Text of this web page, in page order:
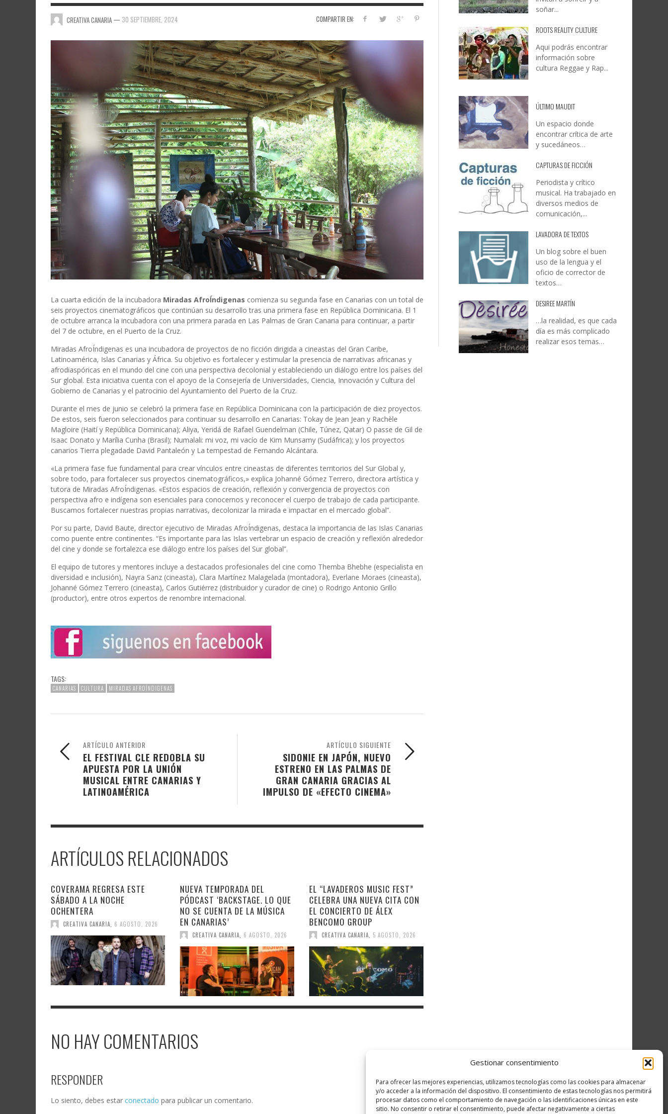
Gestionar consentimiento
Para ofrecer las mejores experiencias, utilizamos tecnologías como las cookies para almacenar
y/o acceder a la información del dispositivo. El consentimiento de estas tecnologías nos permitirá
procesar datos como el comportamiento de navegación o las identificaciones únicas en este
sitio. No consentir o retirar el consentimiento, puede afectar negativamente a ciertas
COMPARTIR EN:
CREATIVA CANARIA — 30 SEPTIEMBRE, 2024
La cuarta edición de la incubadora Miradas AfroÍndigenas comienza su segunda fase en Canarias con un total de
seis proyectos cinematográficos que continúan su desarrollo tras una primera fase en República Dominicana. El 1
de octubre arranca la incubadora con una primera parada en Las Palmas de Gran Canaria para continuar, a partir
del 7 de octubre, en el Puerto de la Cruz.
Miradas AfroÍndigenas es una incubadora de proyectos de no ficción dirigida a cineastas del Gran Caribe,
Latinoamérica, Islas Canarias y África. Su objetivo es fortalecer y estimular la presencia de narrativas africanas y
afrodiaspóricas en el mundo del cine con una perspectiva decolonial y estableciendo un diálogo entre los países del
Sur global. Esta iniciativa cuenta con el apoyo de la Consejería de Universidades, Ciencia, Innovación y Cultura del
Gobierno de Canarias y el patrocinio del Ayuntamiento del Puerto de la Cruz.
Durante el mes de junio se celebró la primera fase en República Dominicana con la participación de diez proyectos.
De estos, seis fueron seleccionados para continuar su desarrollo en Canarias: Tokay de Jean Jean y Rachèle
Magloire (Haití y República Dominicana); Aliya, Yeridá de Rafael Guendelman (Chile, Túnez, Qatar) O passe de Gil de
Isaac Donato y Marília Cunha (Brasil); Numalali: mi voz, mi vacío de Kim Munsamy (Sudáfrica); y los proyectos
canarios Tierra plegadade David Pantaleón y La tempestad de Fernando Alcántara.
«La primera fase fue fundamental para crear vínculos entre cineastas de diferentes territorios del Sur Global y,
sobre todo, para fortalecer sus proyectos cinematográficos,» explica Johanné Gómez Terrero, directora artística y
tutora de Miradas AfroÍndigenas. «Estos espacios de creación, reflexión y convergencia de proyectos con
perspectiva afro e indígena son esenciales para conocernos y reconocer el cuerpo de trabajo de cada participante.
Buscamos fortalecer nuestras propias narrativas, decolonizar la mirada e impactar en el mercado global”.
Por su parte, David Baute, director ejecutivo de Miradas AfroÍndigenas, destaca la importancia de las Islas Canarias
como puente entre continentes. “Es importante para las Islas vertebrar un espacio de creación y reflexión alrededor
del cine y donde se fortalezca ese diálogo entre los países del Sur global”.
El equipo de tutores y mentores incluye a destacados profesionales del cine como Themba Bhebhe (especialista en
diversidad e inclusión), Nayra Sanz (cineasta), Clara Martínez Malagelada (montadora), Everlane Moraes (cineasta),
Johanné Gómez Terrero (cineasta), Carlos Gutiérrez (distribuidor y curador de cine) o Rodrigo Antonio Grillo
(productor), entre otros expertos de renombre internacional.
TAGS:
CANARIAS CULTURA MIRADAS AFROÍNDIGENAS
ARTÍCULO SIGUIENTE
SIDONIE EN JAPÓN, NUEVO
ESTRENO EN LAS PALMAS DE
GRAN CANARIA GRACIAS AL
IMPULSO DE «EFECTO CINEMA»
ARTÍCULO ANTERIOR
EL FESTIVAL CLE REDOBLA SU
APUESTA POR LA UNIÓN
MUSICAL ENTRE CANARIAS Y
LATINOAMÉRICA
ARTÍCULOS RELACIONADOS
COVERAMA REGRESA ESTE
SÁBADO A LA NOCHE
OCHENTERA
CREATIVA CANARIA 6 AGOSTO, 2026
NUEVA TEMPORADA DEL
PÓDCAST ‘BACKSTAGE. LO QUE
NO SE CUENTA DE LA MÚSICA
EN CANARIAS’
CREATIVA CANARIA 6 AGOSTO, 2026
EL “LAVADEROS MUSIC FEST”
CELEBRA UNA NUEVA CITA CON
EL CONCIERTO DE ÁLEX
BENCOMO GROUP
CREATIVA CANARIA 5 AGOSTO, 2026
NO HAY COMENTARIOS
RESPONDER
Lo siento, debes estar conectado para publicar un comentario.
soñar...
ROOTS REALITY CULTURE
Aqui podrás encontrar
información sobre
cultura Reggae y Rap...
ÚLTIMO MAUDIT
Un espacio donde
encontrar crítica de arte
y sucedáneos…
CAPTURAS DE FICCIÓN
Periodista y crítico
musical. Ha trabajado en
diversos medios de
comunicación,...
LAVADORA DE TEXTOS
Un blog sobre el buen
uso de la lengua y el
oficio de corrector de
textos…
DESIREE MARTÍN
…la realidad, es que cada
día es más complicado
realizar esos temas…